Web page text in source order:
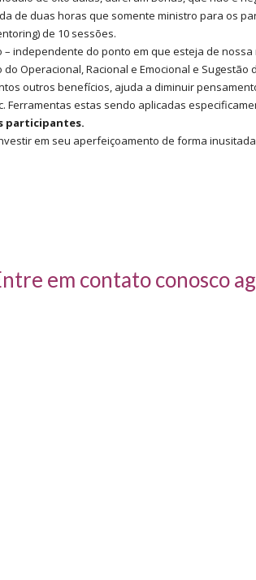
de duas horas que somente ministro para os
de 10 sessões.
– independente do ponto em que esteja de
Operacional, Racional e Emocional e Sugestão
outros benefícios, ajuda a diminuir
estas sendo aplicadas
participantes.
em seu aperfeiçoamento de forma
em contato conosco